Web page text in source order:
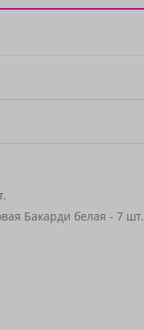
Бакарди белая - 7 шт.